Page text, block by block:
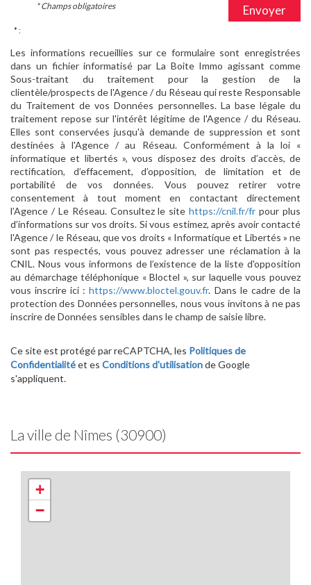
Envoyer
* Champs obligatoires
* :
Les informations recueillies sur ce formulaire sont enregistrées
dans un fichier informatisé par La Boite Immo agissant comme
Sous-traitant du traitement pour la gestion de la
clientèle/prospects de l'Agence / du Réseau qui reste Responsable
du Traitement de vos Données personnelles. La base légale du
traitement repose sur l'intérêt légitime de l'Agence / du Réseau.
Elles sont conservées jusqu'à demande de suppression et sont
destinées à l'Agence / au Réseau. Conformément à la loi «
informatique et libertés », vous disposez des droits d’accès, de
rectification, d’effacement, d’opposition, de limitation et de
portabilité de vos données. Vous pouvez retirer votre
consentement à tout moment en contactant directement
l’Agence / Le Réseau. Consultez le sitehttps://cnil.fr/fr pour plus
d’informations sur vos droits. Si vous estimez, après avoir contacté
l'Agence / le Réseau, que vos droits « Informatique et Libertés » ne
sont pas respectés, vous pouvez adresser une réclamation à la
CNIL. Nous vous informons de l’existence de la liste d'opposition
au démarchage téléphonique « Bloctel », sur laquelle vous pouvez
vous inscrire ici :https://www.bloctel.gouv.fr. Dans le cadre de la
protection des Données personnelles, nous vous invitons à ne pas
inscrire de Données sensibles dans le champ de saisie libre.
Ce site est protégé par reCAPTCHA, les Politiques de
Confidentialitéet es Conditions d'utilisationde Google
s'appliquent.
La ville de Nîmes (30900)
+
−